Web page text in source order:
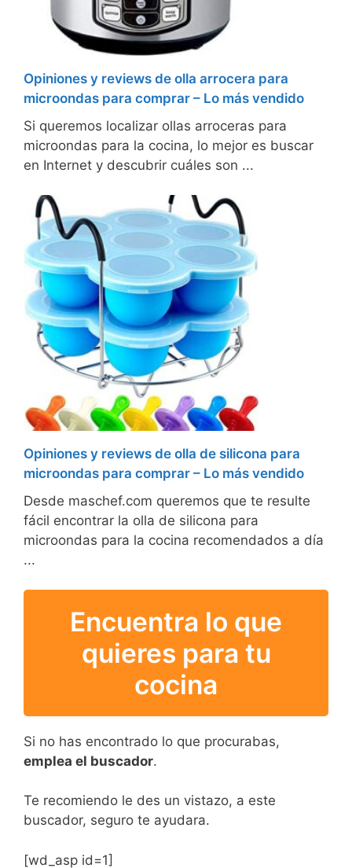
Opiniones y reviews de olla arrocera para
microondas para comprar – Lo más vendido
Si queremos localizar ollas arroceras para
microondas para la cocina, lo mejor es buscar
en Internet y descubrir cuáles son ...
Opiniones y reviews de olla de silicona para
microondas para comprar – Lo más vendido
Desde maschef.com queremos que te resulte
fácil encontrar la olla de silicona para
microondas para la cocina recomendados a día
...
Encuentra lo que
quieres para tu
cocina
Si no has encontrado lo que procurabas,
emplea el buscador.
Te recomiendo le des un vistazo, a este
buscador, seguro te ayudara.
[wd_asp id=1]